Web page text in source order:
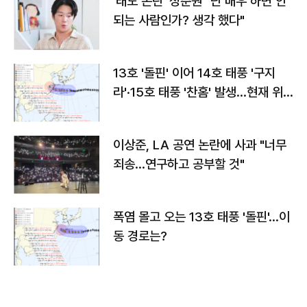
되는 사람인가? 생각 했다"
13호 '돌핀' 이어 14호 태풍 '구지
라'·15호 태풍 '찬홈' 발생…현재 위
이상준, LA 공연 논란에 사과 "너무
죄송…연구하고 공부할 것"
폭염 몰고 오는 13호 태풍 '돌핀'…이
동 경로는?